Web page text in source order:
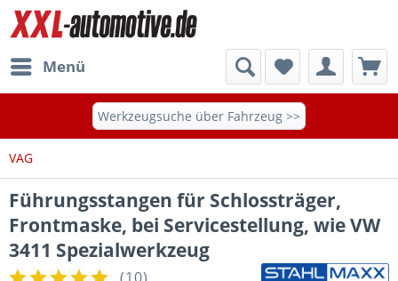
Menü
Werkzeugsuche über Fahrzeug >>
VAG
Führungsstangen für Schlossträger,
Frontmaske, bei Servicestellung, wie VW
3411 Spezialwerkzeug